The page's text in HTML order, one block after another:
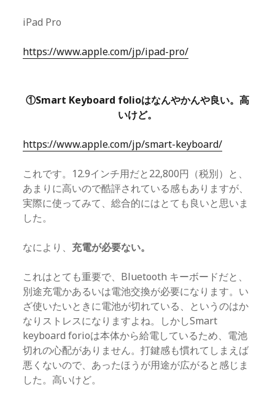
iPad Pro
https://www.apple.com/jp/ipad-pro/
①Smart Keyboard folioはなんやかんや良い。高
いけど。
https://www.apple.com/jp/smart-keyboard/
これです。12.9インチ用だと22,800円（税別）と、
あまりに高いので酷評されている感もありますが、
実際に使ってみて、総合的にはとても良いと思いま
した。
なにより、 充電が必要ない。
これはとても重要で、Bluetooth キーボードだと、
別途充電かあるいは電池交換が必要になります。い
ざ使いたいときに電池が切れている、というのはか
なりストレスになりますよね。しかしSmart
keyboard forioは本体から給電しているため、電池
切れの心配がありません。打鍵感も慣れてしまえば
悪くないので、あったほうが用途が広がると感じま
した。高いけど。